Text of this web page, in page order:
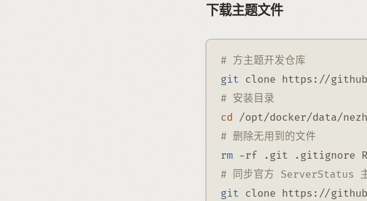
下载主题文件
# 方主题开发仓库
git clone https://
# 安装目录
cd /opt/docker/data/
# 删除无用到的文件
rm -rf .git .gitignore
# 同步官方 ServerStatus 主
git clone https://